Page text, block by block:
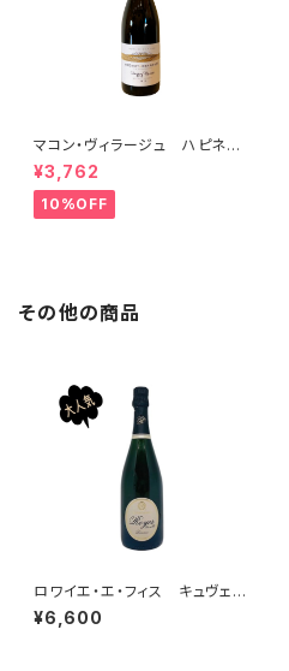
マコン・ヴィラージュ ハピネ
ス 2023 ブレノ・ベランジェ
¥3,762
10%OFF
その他の商品
ロワイエ・エ・フィス キュヴェ・
ド・レゼルヴ NV
¥6,600